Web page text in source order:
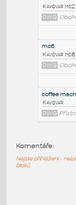
La
RFA
mc2:
Kávovar
DWG
mc6
Kávovar
Komentáře:
Nejste přihlášeni -
bloků